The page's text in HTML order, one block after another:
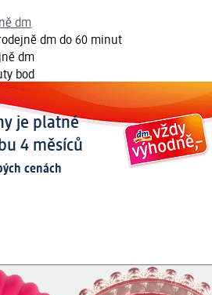
dm
dm do 60 minut
dm
bod
je platné
4 měsíců
cenách